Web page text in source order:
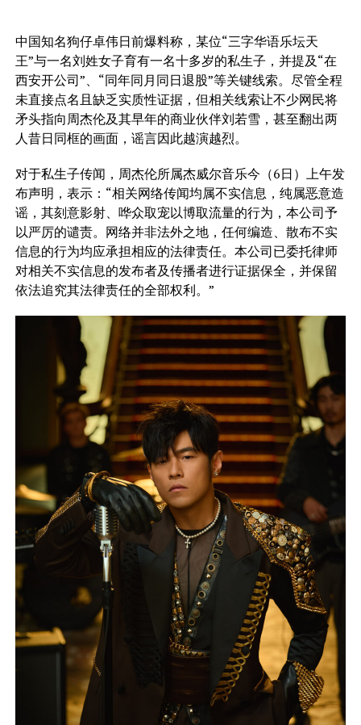
中国知名狗仔卓伟日前爆料称，某位“三字华语乐坛天
王”与一名刘姓女子育有一名十多岁的私生子，并提及“在
西安开公司”、“同年同月同日退股”等关键线索。尽管全程
未直接点名且缺乏实质性证据，但相关线索让不少网民将
矛头指向周杰伦及其早年的商业伙伴刘若雪，甚至翻出两
人昔日同框的画面，谣言因此越演越烈。
对于私生子传闻，周杰伦所属杰威尔音乐今（6日）上午发
布声明，表示：“相关网络传闻均属不实信息，纯属恶意造
谣，其刻意影射、哗众取宠以博取流量的行为，本公司予
以严厉的谴责。网络并非法外之地，任何编造、散布不实
信息的行为均应承担相应的法律责任。本公司已委托律师
对相关不实信息的发布者及传播者进行证据保全，并保留
依法追究其法律责任的全部权利。”